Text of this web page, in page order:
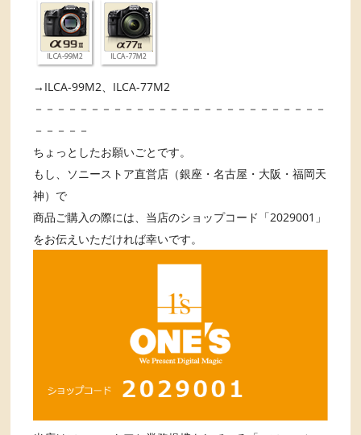
→ILCA-99M2、ILCA-77M2
－－－－－－－－－－－－－－－－－－－－－－－－－－
－－－－－
ちょっとしたお願いごとです。
もし、ソニーストア直営店（銀座・名古屋・大阪・福岡天
神）で
商品ご購入の際には、当店のショップコード「2029001」
をお伝えいただければ幸いです。